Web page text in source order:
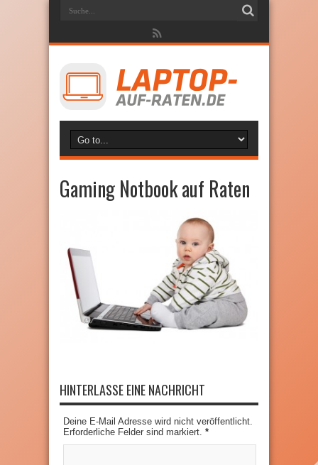
Gaming Notbook auf Raten
HINTERLASSE EINE NACHRICHT
Deine E-Mail Adresse wird nicht veröffentlicht.
Erforderliche Felder sind markiert. *